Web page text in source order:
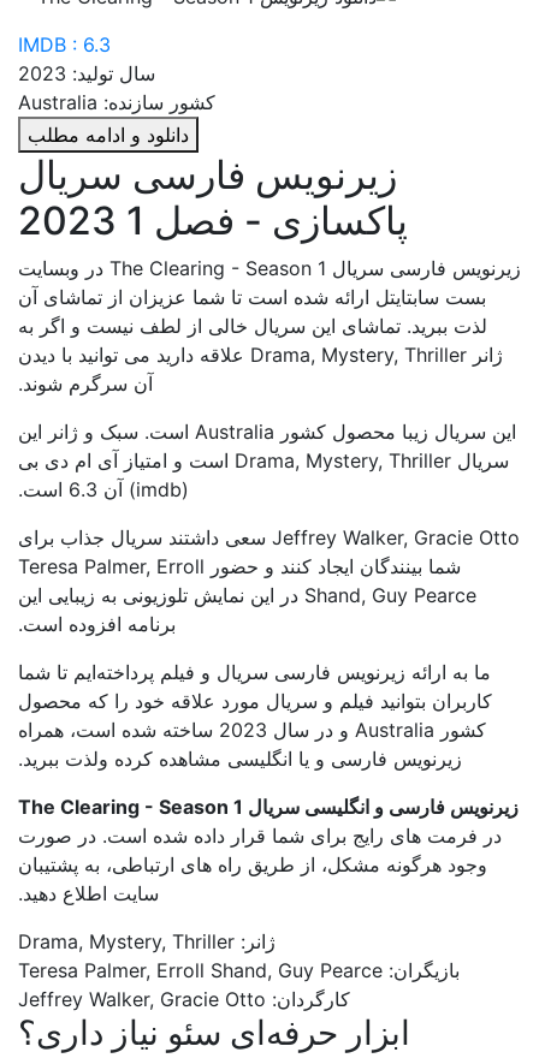
IMDB : 6.3
سال تولید: 2023
کشور سازنده: Australia
دانلود و ادامه مطلب
زیرنویس فارسی سریال
پاکسازی - فصل 1 2023
زیرنویس فارسی سریال The Clearing - Season 1 در وبسایت
بست سابتایتل ارائه شده است تا شما عزیزان از تماشای آن
لذت ببرید. تماشای این سریال خالی از لطف نیست و اگر به
ژانر Drama, Mystery, Thriller علاقه دارید می توانید با دیدن
آن سرگرم شوند.
این سریال زیبا محصول کشور Australia است. سبک و ژانر این
سریال Drama, Mystery, Thriller است و امتیاز آی ام دی بی
(imdb) آن 6.3 است.
Jeffrey Walker, Gracie Otto سعی داشتند سریال جذاب برای
شما بینندگان ایجاد کنند و حضور Teresa Palmer, Erroll
Shand, Guy Pearce در این نمایش تلوزیونی به زیبایی این
برنامه افزوده است.
ما به ارائه زیرنویس فارسی سریال و فیلم پرداخته‌ایم تا شما
کاربران بتوانید فیلم و سریال مورد علاقه خود را که محصول
کشور Australia و در سال 2023 ساخته شده است، همراه
زیرنویس فارسی و یا انگلیسی مشاهده کرده ولذت ببرید.
زیرنویس فارسی و انگلیسی سریال The Clearing - Season 1
در فرمت های رایج برای شما قرار داده شده است. در صورت
وجود هرگونه مشکل، از طریق راه های ارتباطی، به پشتیبان
سایت اطلاع دهید.
ژانر: Drama, Mystery, Thriller
بازیگران: Teresa Palmer, Erroll Shand, Guy Pearce
کارگردان: Jeffrey Walker, Gracie Otto
ابزار حرفه‌ای سئو نیاز داری؟